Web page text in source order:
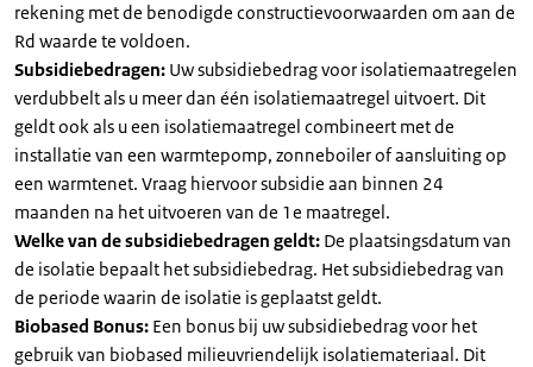
rekening met de benodigde constructievoorwaarden om aan de
Rd waarde te voldoen.
Subsidiebedragen: Uw subsidiebedrag voor isolatiemaatregelen
verdubbelt als u meer dan één isolatiemaatregel uitvoert. Dit
geldt ook als u een isolatiemaatregel combineert met de
installatie van een warmtepomp, zonneboiler of aansluiting op
een warmtenet. Vraag hiervoor subsidie aan binnen 24
maanden na het uitvoeren van de 1e maatregel.
Welke van de subsidiebedragen geldt: De plaatsingsdatum van
de isolatie bepaalt het subsidiebedrag. Het subsidiebedrag van
de periode waarin de isolatie is geplaatst geldt.
Biobased Bonus: Een bonus bij uw subsidiebedrag voor het
gebruik van biobased milieuvriendelijk isolatiemateriaal. Dit